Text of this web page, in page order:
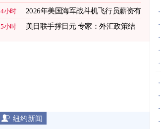
绩全作废
4小时
2026年美国海军战斗机飞行员薪资有
多少 图
5小时
美日联手撑日元 专家：外汇政策结
纽约新闻